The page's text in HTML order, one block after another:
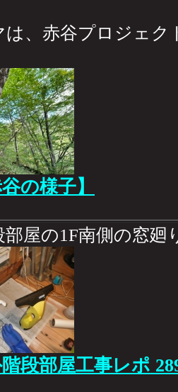
は、赤谷プロジェ
の様子】
部屋の1F南側の窓廻
段部屋工事レポ